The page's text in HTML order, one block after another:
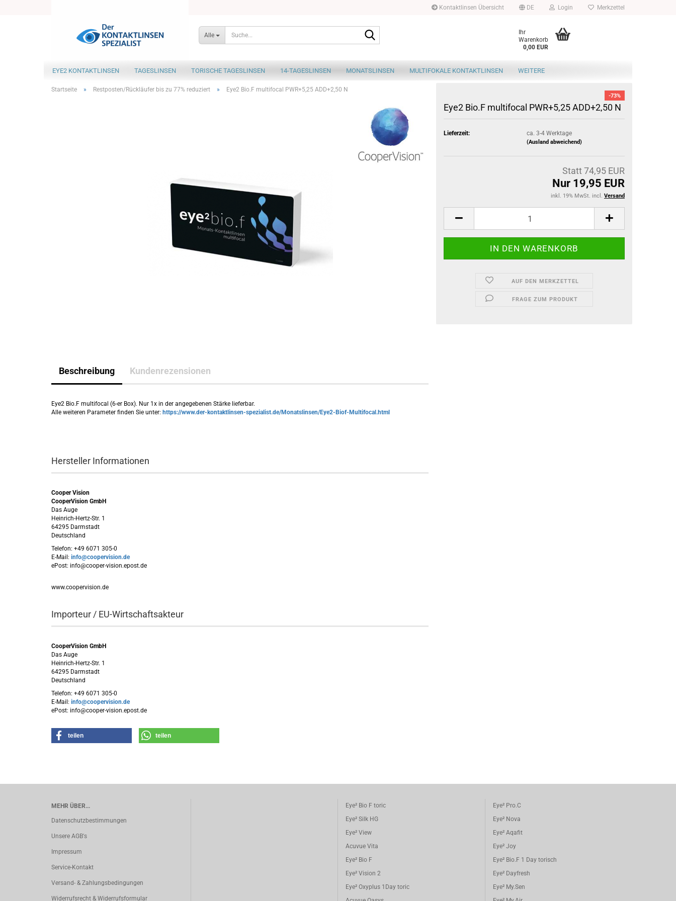
Kontaktlinsen Übersicht DE Login Merkzettel
Alle
Ihr
Warenkorb
0,00 EUR
EYE2 KONTAKTLINSEN TAGESLINSEN TORISCHE TAGESLINSEN 14-TAGESLINSEN MONATSLINSEN MULTIFOKALE KONTAKTLINSEN WEITERE
Startseite » Restposten/Rückläufer bis zu 77% reduziert » Eye2 Bio.F multifocal PWR+5,25 ADD+2,50 N
-73%
Eye2 Bio.F multifocal PWR+5,25 ADD+2,50 N
Lieferzeit: ca. 3-4 Werktage
(Ausland abweichend)
Statt 74,95 EUR
Nur 19,95 EUR
inkl. 19% MwSt. incl. Versand
AUF DEN MERKZETTEL
FRAGE ZUM PRODUKT
Beschreibung Kundenrezensionen
Eye2 Bio.F multifocal (6-er Box). Nur 1x in der angegebenen Stärke lieferbar.
Alle weiteren Parameter finden Sie unter: https://www.der-kontaktlinsen-spezialist.de/Monatslinsen/Eye2-Biof-Multifocal.html
Hersteller Informationen
Cooper Vision
CooperVision GmbH
Das Auge
Heinrich-Hertz-Str. 1
64295 Darmstadt
Deutschland
Telefon: +49 6071 305-0
E-Mail: info@coopervision.de
ePost: info@cooper-vision.epost.de
www.coopervision.de
Importeur / EU-Wirtschaftsakteur
CooperVision GmbH
Das Auge
Heinrich-Hertz-Str. 1
64295 Darmstadt
Deutschland
Telefon: +49 6071 305-0
E-Mail: info@coopervision.de
ePost: info@cooper-vision.epost.de
teilen teilen
MEHR ÜBER...
Datenschutzbestimmungen
Unsere AGB's
Impressum
Service-Kontakt
Versand- & Zahlungsbedingungen
Widerrufsrecht & Widerrufsformular
Eye² Bio F toric
Eye² Silk HG
Eye² View
Acuvue Vita
Eye² Bio F
Eye² Vision 2
Eye² Oxyplus 1Day toric
Eye² Pro.C
Eye² Nova
Eye² Aqafit
Eye² Joy
Eye² Bio.F 1 Day torisch
Eye² Dayfresh
Eye² My.Sen